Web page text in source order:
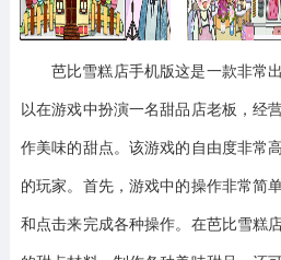
芭比雪糕店手机版这是一款非常
以在游戏中扮演一名甜品店老板，经
作美味的甜点。该游戏的自由度非常
的玩家。首先，游戏中的操作非常简
和点击来完成各种操作。在芭比雪糕